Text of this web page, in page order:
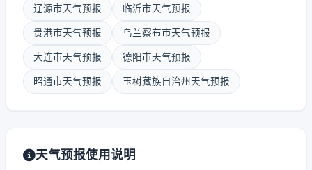
辽源市天气预报 临沂市天气预报
贵港市天气预报 乌兰察布市天气预报
大连市天气预报 德阳市天气预报
昭通市天气预报 玉树藏族自治州天气预报
天气预报使用说明